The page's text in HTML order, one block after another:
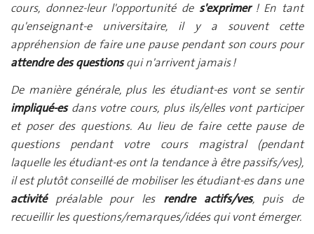
cours, donnez-leur l'opportunité de s'exprimer! En tant
qu'enseignant-e universitaire, il y a souvent cette
appréhension de faire une pause pendant son cours pour
attendre des questionsqui n'arrivent jamais !
De manière générale, plus les étudiant-es vont se sentir
impliqué-esdans votre cours, plus ils/elles vont participer
et poser des questions. Au lieu de faire cette pause de
questions pendant votre cours magistral (pendant
laquelle les étudiant-es ont la tendance à être passifs/ves),
il est plutôt conseillé de mobiliser les étudiant-es dans une
activité préalable pour les rendre actifs/ves, puis de
recueillir les questions/remarques/idées qui vont émerger.